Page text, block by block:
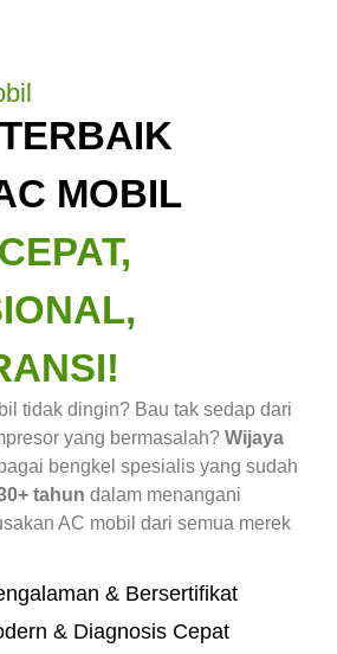
MOBIL
CEPAT,
tidak dingin? Bau tak sedap dari
yang bermasalah? Wijaya
bengkel spesialis yang sudah
tahun dalam menangani
AC mobil dari semua merek
& Bersertifikat
& Diagnosis Cepat